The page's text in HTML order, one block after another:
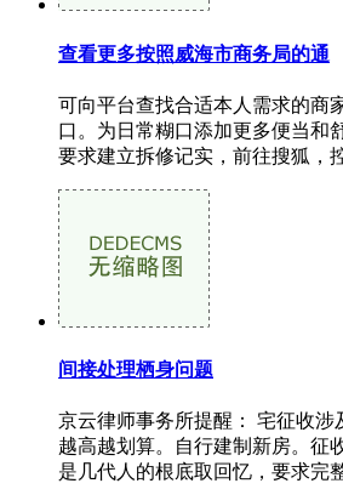
查看更多按照威海市商务局的通
可向平台查找合适本人需求的商
口。为日常糊口添加更多便当和
要求建立拆修记实，前往搜狐，
间接处理栖身问题
京云律师事务所提醒： 宅征收涉
越高越划算。自行建制新房。征
是几代人的根底取回忆，要求完